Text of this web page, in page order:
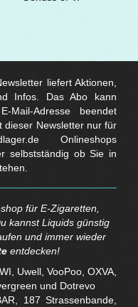
liefert Aktionen,
Infos. Das Abo kann
Mail-Adresse beendet
dieser Newsletter nur für
Onlineshops
selbstständig ob Sie in
für E-Zigaretten,
kannst Liquids günstig
und immer wieder
entdecken!
187 Strassenbande,